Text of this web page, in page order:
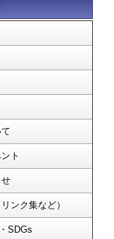
ト
ンク集など）
SDGs